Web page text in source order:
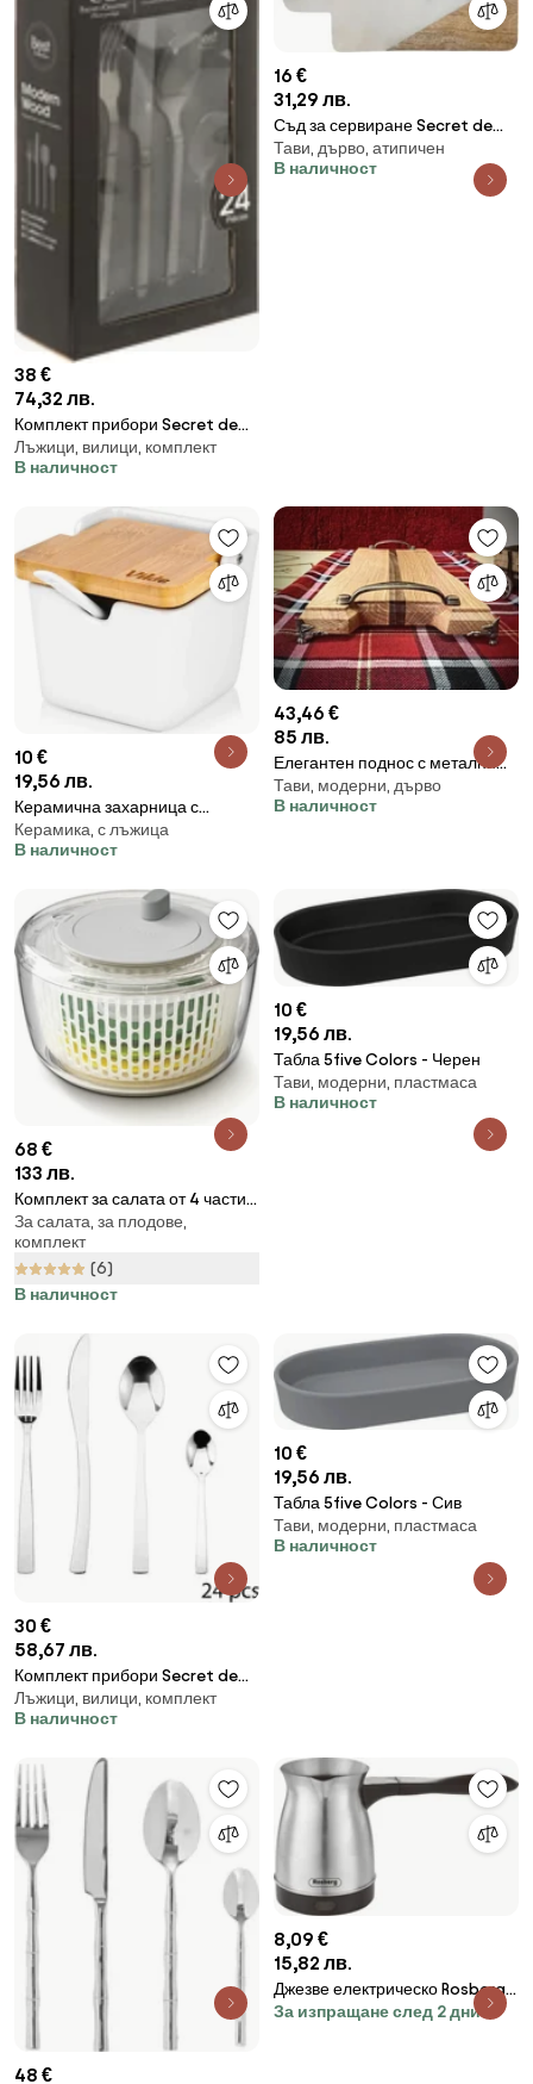
38 €
74,32 лв.
Комплект прибори Secret de
Gourmet Modern Wood, Инокс,
24 части
Лъжици, вилици, комплект
В наличност
16 €
31,29 лв.
Съд за сервиране Secret de
Gourmet, Бял мрамор,
30x15см
Тави, дърво, атипичен
В наличност
10 €
19,56 лв.
Керамична захарница с
бамбуков капак и лъжичка,
250мл, 10x10x9см, бяла
Керамика, с лъжица
В наличност
43,46 €
85 лв.
Елегантен поднос с метални
дръжки и крака, комбинация от
дъб и орех /модел C030021/
Тави, модерни, дърво
В наличност
68 €
133 лв.
Комплект за салата от 4 части
Multi-Prep - Joseph Joseph
За салата, за плодове,
комплект
(6)
В наличност
10 €
19,56 лв.
Табла 5five Colors - Черен
Тави, модерни, пластмаса
В наличност
30 €
58,67 лв.
Комплект прибори Secret de
Gourmet Olympe, Инокс, 24
части
Лъжици, вилици, комплект
В наличност
10 €
19,56 лв.
Табла 5five Colors - Сив
Тави, модерни, пластмаса
В наличност
48 €
8,09 €
15,82 лв.
Джезве електрическо Rosberg
R51165A, 600W, 300 ml, Защита,
За изпращане след 2 дни